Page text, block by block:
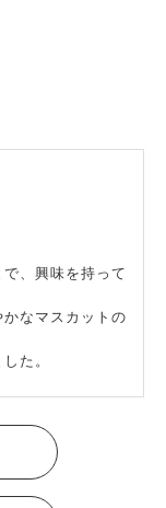
、興味を持って
なマスカットの
た。